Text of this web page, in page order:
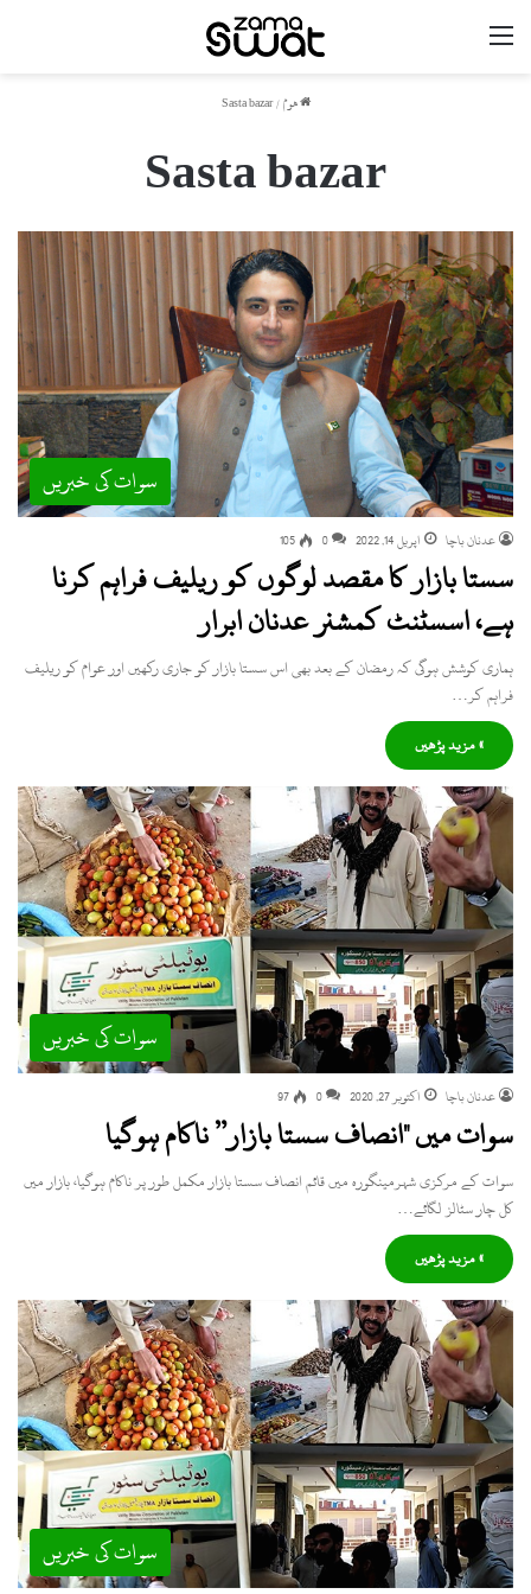
ھوم /
Sasta bazar
Sasta bazar
سوات کی خبریں
عدنان باچا اپریل 14, 2022 0
105
سستا بازار کا مقصد لوگوں کو ریلیف فراہم کرنا
ہے، اسسٹنٹ کمشنر عدنان ابرار
ہماری کوشش ہوگی کہ رمضان کے بعد بھی اس سستا بازار کو جاری رکھیں اور عوام کو ریلیف
فراہم کر…
» مزید پڑھیں
سوات کی خبریں
عدنان باچا اکتوبر 27, 2020 0
97
سوات میں "انصاف سستا بازار” ناکام ہوگیا
سوات کے مرکزی شہرمینگورہ میں قائم انصاف سستا بازار مکمل طور پر ناکام ہوگیا، بازار میں
کل چار سٹالز لگائے…
» مزید پڑھیں
سوات کی خبریں